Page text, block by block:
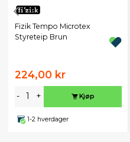
Fizik Tempo Microtex
Styreteip Brun
224,00 kr
- + Kjøp
1-2 hverdager